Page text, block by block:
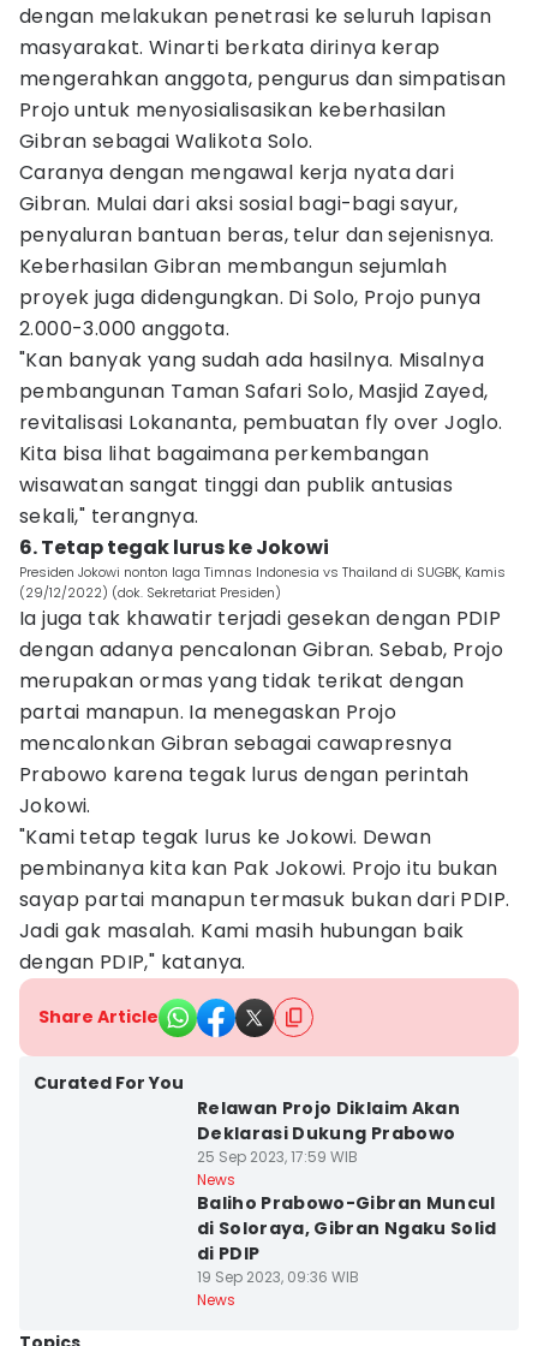
dengan melakukan penetrasi ke seluruh lapisan
masyarakat. Winarti berkata dirinya kerap
mengerahkan anggota, pengurus dan simpatisan
Projo untuk menyosialisasikan keberhasilan
Gibran sebagai Walikota Solo.
Caranya dengan mengawal kerja nyata dari
Gibran. Mulai dari aksi sosial bagi-bagi sayur,
penyaluran bantuan beras, telur dan sejenisnya.
Keberhasilan Gibran membangun sejumlah
proyek juga didengungkan. Di Solo, Projo punya
2.000-3.000 anggota.
"Kan banyak yang sudah ada hasilnya. Misalnya
pembangunan Taman Safari Solo, Masjid Zayed,
revitalisasi Lokananta, pembuatan fly over Joglo.
Kita bisa lihat bagaimana perkembangan
wisawatan sangat tinggi dan publik antusias
sekali," terangnya.
6. Tetap tegak lurus ke Jokowi
Presiden Jokowi nonton laga Timnas Indonesia vs Thailand di SUGBK, Kamis
(29/12/2022) (dok. Sekretariat Presiden)
Ia juga tak khawatir terjadi gesekan dengan PDIP
dengan adanya pencalonan Gibran. Sebab, Projo
merupakan ormas yang tidak terikat dengan
partai manapun. Ia menegaskan Projo
mencalonkan Gibran sebagai cawapresnya
Prabowo karena tegak lurus dengan perintah
Jokowi.
"Kami tetap tegak lurus ke Jokowi. Dewan
pembinanya kita kan Pak Jokowi. Projo itu bukan
sayap partai manapun termasuk bukan dari PDIP.
Jadi gak masalah. Kami masih hubungan baik
dengan PDIP," katanya.
Share Article
Curated For You
Relawan Projo Diklaim Akan
Deklarasi Dukung Prabowo
25 Sep 2023, 17:59 WIB
News
Baliho Prabowo-Gibran Muncul
di Soloraya, Gibran Ngaku Solid
di PDIP
19 Sep 2023, 09:36 WIB
News